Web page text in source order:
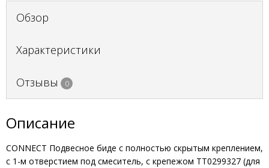
Обзор
Характеристики
Отзывы 0
Описание
CONNECT Подвесное биде с полностью скрытым креплением,
с 1-м отверстием под смеситель, с крепежом TT0299327 (для